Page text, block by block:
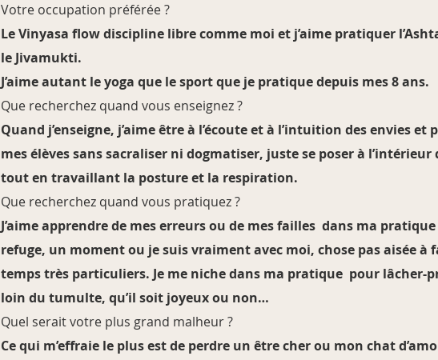
Votre occupation préférée ?
Le Vinyasa flow discipline libre comme moi et j’aime pratiquer
le Jivamukti.
J’aime autant le yoga que le sport que je pratique depuis mes 8 ans.
Que recherchez quand vous enseignez ?
Quand j’enseigne, j’aime être à l’écoute et à l’intuition des envies et
mes élèves sans sacraliser ni dogmatiser, juste se poser à
tout en travaillant la posture et la respiration.
Que recherchez quand vous pratiquez ?
J’aime apprendre de mes erreurs ou de mes failles dans ma pratique
refuge, un moment ou je suis vraiment avec moi, chose pas aisée à
temps très particuliers. Je me niche dans ma pratique pour lâcher-
loin du tumulte, qu’il soit joyeux ou non…
Quel serait votre plus grand malheur ?
Ce qui m’effraie le plus est de perdre un être cher ou mon chat